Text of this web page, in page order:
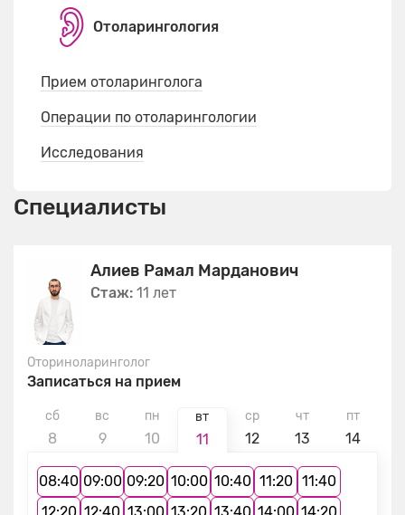
Отоларингология
Прием отоларинголога
Операции по отоларингологии
Исследования
Специалисты
Алиев Рамал Марданович
Стаж: 11 лет
Оториноларинголог
Записаться на прием
сб
8
вс
9
пн
10
вт
11
ср
12
чт
13
пт
14
08:40 09:00 09:20 10:00 10:40 11:20 11:40
12:20 12:40 13:00 13:20 13:40 14:00 14:20